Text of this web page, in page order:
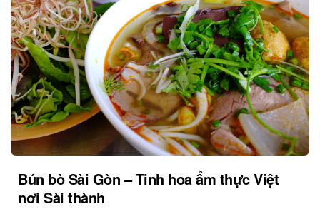
Bún bò Sài Gòn – Tinh hoa ẩm thực Việt
nơi Sài thành